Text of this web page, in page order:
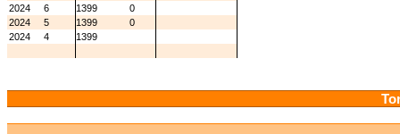
2024
6 1399
0
2024
5 1399
0
2024
4 1399